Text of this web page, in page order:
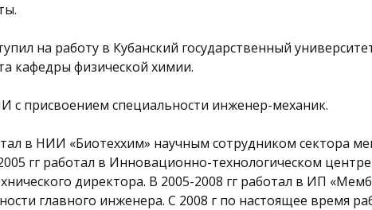
на работу в Кубанский государственный
кафедры физической химии.
с присвоением специальности инженер-механик.
в НИИ «Биотеххим» научным сотрудником сектора
гг работал в Инновационно-технологическом
директора. В 2005-2008 гг работал в ИП
главного инженера. С 2008 г по настоящее время